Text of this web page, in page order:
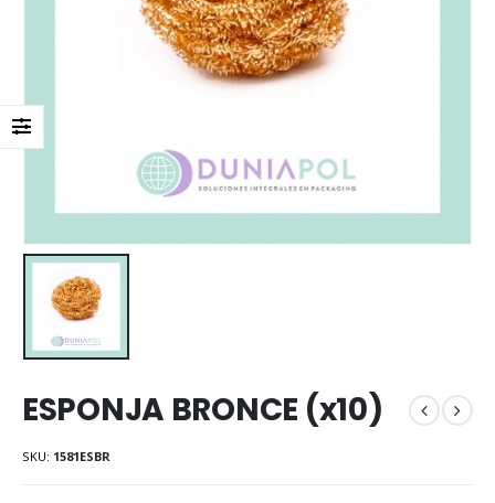
ESPONJA BRONCE (x10)
SKU: 1581ESBR